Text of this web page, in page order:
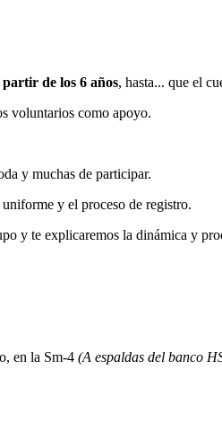
partir de los 6 años, hasta... que el
voluntarios como apoyo.
y muchas de participar.
y el proceso de registro.
y te explicaremos la dinámica y
en la Sm-4 (A espaldas del banco